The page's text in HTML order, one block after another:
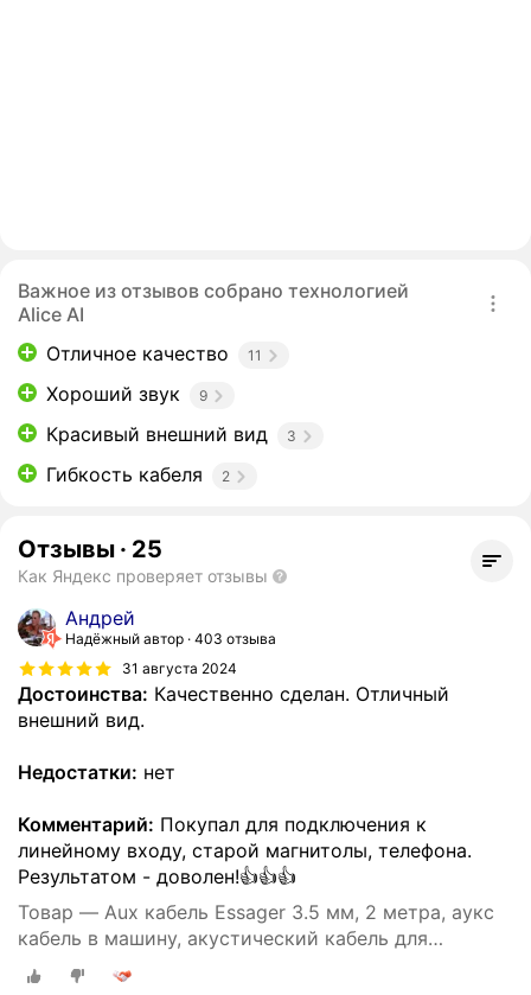
Важное из отзывов собрано технологией
Alice AI
Отличное качество
11
Хороший звук 9
Красивый внешний вид 3
Гибкость кабеля 2
Отзывы · 25
Как Яндекс проверяет отзывы
Андрей
Надёжный автор 403 отзыва
31 августа 2024
Достоинства: Качественно сделан. Отличный
внешний вид.
Недостатки: нет
Комментарий: Покупал для подключения к
линейному входу, старой магнитолы, телефона.
Результатом - доволен!👍👍👍
Товар — Aux кабель Essager 3.5 мм, 2 метра, аукс
кабель в машину, акустический кабель для
наушников, аудио кабель 3.5 мм (Серый)